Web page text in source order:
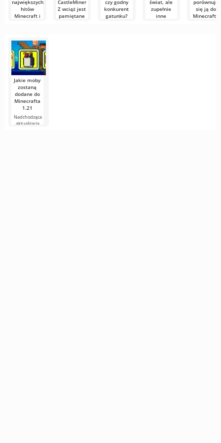
największych
hitów
Minecraft i
sześcienne
uniwersum
dawno
wykroczyło
poza
CastleMiner
Z wciąż jest
pamiętane
czy godny
konkurent
gatunku?
świat, ale
zupełnie
inne
porównuje
się ją do
Minecrafta
Jakie moby
zostaną
dodane do
Minecrafta
1.21
Nadchodząca
aktualizacja